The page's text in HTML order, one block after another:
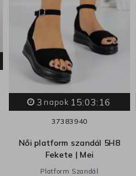
3 napok 15:03:15
37383940
Női platform szandál 5H8
Fekete | Mei
Platform Szandál